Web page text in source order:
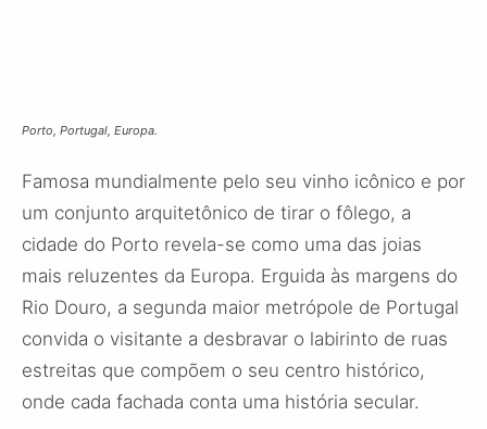
Porto, Portugal, Europa.
Famosa mundialmente pelo seu vinho icônico e por
um conjunto arquitetônico de tirar o fôlego, a
cidade do Porto revela-se como uma das joias
mais reluzentes da Europa. Erguida às margens do
Rio Douro, a segunda maior metrópole de Portugal
convida o visitante a desbravar o labirinto de ruas
estreitas que compõem o seu centro histórico,
onde cada fachada conta uma história secular.